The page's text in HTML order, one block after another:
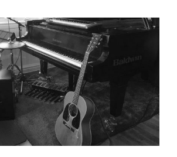
François Groulx
solos/duos